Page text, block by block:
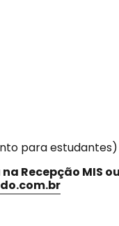
para estudantes)
Recepção MIS